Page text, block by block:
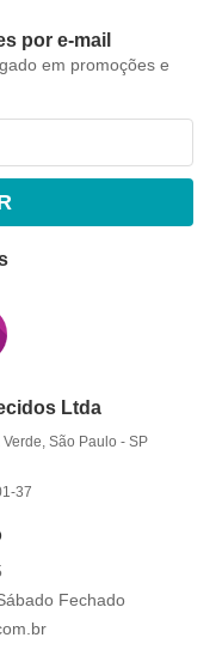
por e-mail
em promoções e
Ltda
São Paulo - SP
37
Fechado